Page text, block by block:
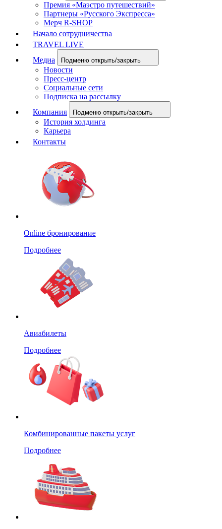
Премия «Маэстро путешествий»
Партнеры «Русского Экспресса»
Мерч R-SHOP
Начало сотрудничества
TRAVEL LIVE
Медиа
Подменю открыть/закрыть
Новости
Пресс-центр
Социальные сети
Подписка на рассылку
Компания
Подменю открыть/закрыть
История холдинга
Карьера
Контакты
Online бронирование
Подробнее
Авиабилеты
Подробнее
Комбинированные пакеты услуг
Подробнее